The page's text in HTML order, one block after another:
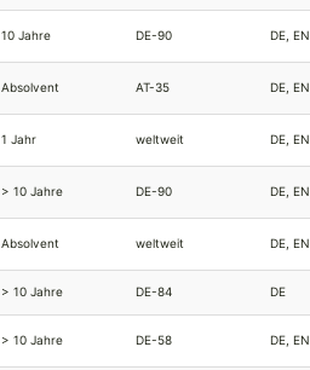
10 Jahre DE-90 DE, EN
Absolvent AT-35 DE, EN
1 Jahr weltweit DE, EN
> 10 Jahre DE-90 DE, EN
Absolvent weltweit DE, EN
> 10 Jahre DE-84 DE
> 10 Jahre DE-58 DE, EN